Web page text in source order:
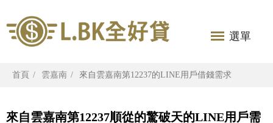
選單
首頁 雲嘉南 來自雲嘉南第12237的LINE用戶借錢需求
來自雲嘉南第12237順從的驚破天的LINE用戶需